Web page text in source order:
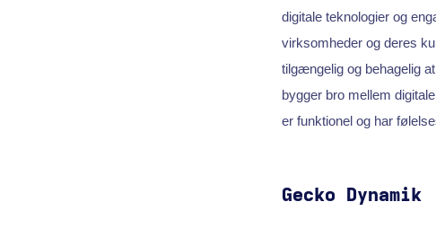
digitale teknologier og
virksomheder og deres
tilgængelig og behagelig
bygger bro mellem
er funktionel og har
Gecko Dynamik